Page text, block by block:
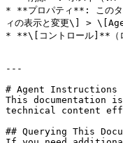
* **プロパティ**: このタ
ィの表示と変更\] >
* **\[コントロール]**（ロ
---
# Agent Instructions
This documentation
technical content
## Querying This